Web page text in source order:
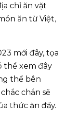
chỉ ăn vặt
ăn từ Việt,
mới đây, tọa
thể xem đây
thể bên
chắn sẽ
thức ăn đấy.